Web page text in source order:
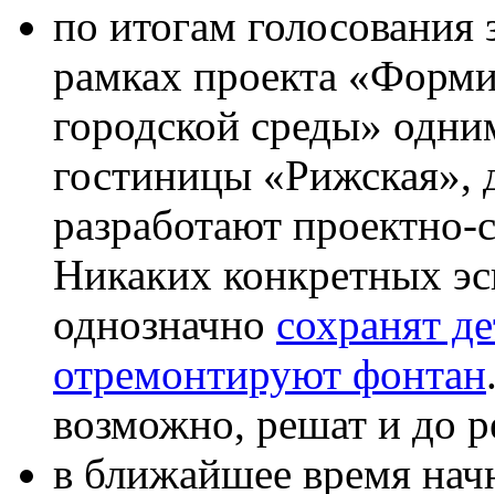
по итогам голосования
рамках проекта
городской среды»
гостиницы «Рижская»,
разработают
Никаких конкретных
однозначно сохранят
отремонтируют фонтан
возможно, решат и до
в ближайшее время